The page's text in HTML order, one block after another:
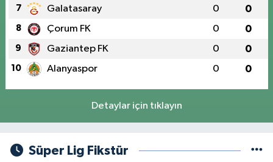
7 Galatasaray 0 0
8 Çorum FK 0 0
9 Gaziantep FK 0 0
10 Alanyaspor 0 0
Detaylar için tıklayın
Süper Lig Fikstür